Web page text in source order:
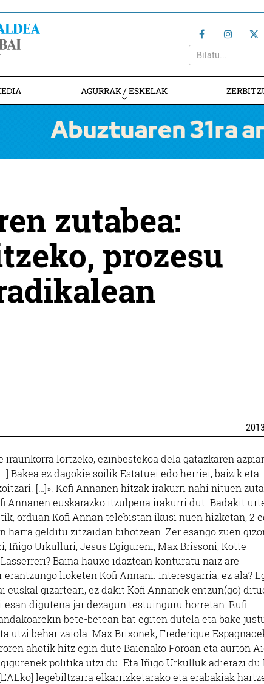
AGURRAK / ESKELAK
zutabea:
prozesu
2013
iraunkorra lortzeko, ezinbestekoa dela gatazkaren
Bakea ez dagokie soilik Estatuei edo herriei, baizik eta
[…]». Kofi Annanen hitzak irakurri nahi nituen
Annanen euskarazko itzulpena irakurri dut. Badakit
orduan Kofi Annan telebistan ikusi nuen hizketan, 2
gelditu zitzaidan bihotzean. Zer esango zuen
Iñigo Urkulluri, Jesus Egigureni, Max Brissoni, Kotte
Baina hauxe idaztean konturatu naiz are
lioketen Kofi Annani. Interesgarria, ez ala?
euskal gizarteari, ez dakit Kofi Annanek entzun(go)
digutena jar dezagun testuinguru horretan: Rufi
bete-betean bat egiten dutela eta bake
utzi behar zaiola. Max Brixonek, Frederique
ahotik hitz egin dute Baionako Foroan eta aurton
politika utzi du. Eta Iñigo Urkulluk adierazi du
legebiltzarra elkarrizketarako eta erabakiak